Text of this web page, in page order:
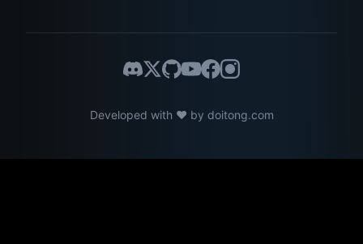
Developed with ❤️ by doitong.com